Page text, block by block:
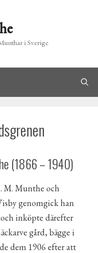
i Sverige
(1866 – 1940)
M. Munthe och
genomgick han
inköpte därefter
gård, bägge i
dem 1906 efter att